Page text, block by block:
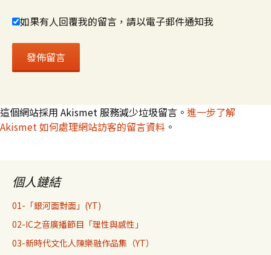
如果有人回覆我的留言，請以電子郵件通知我
這個網站採用 Akismet 服務減少垃圾留言。 進一步了解
Akismet 如何處理網站訪客的留言資料 。
個人鏈結
01-「銀河面對面」(YT)
02-IC之音廣播節目「理性與感性」
03-新時代文化人陳樂融作品集（YT）